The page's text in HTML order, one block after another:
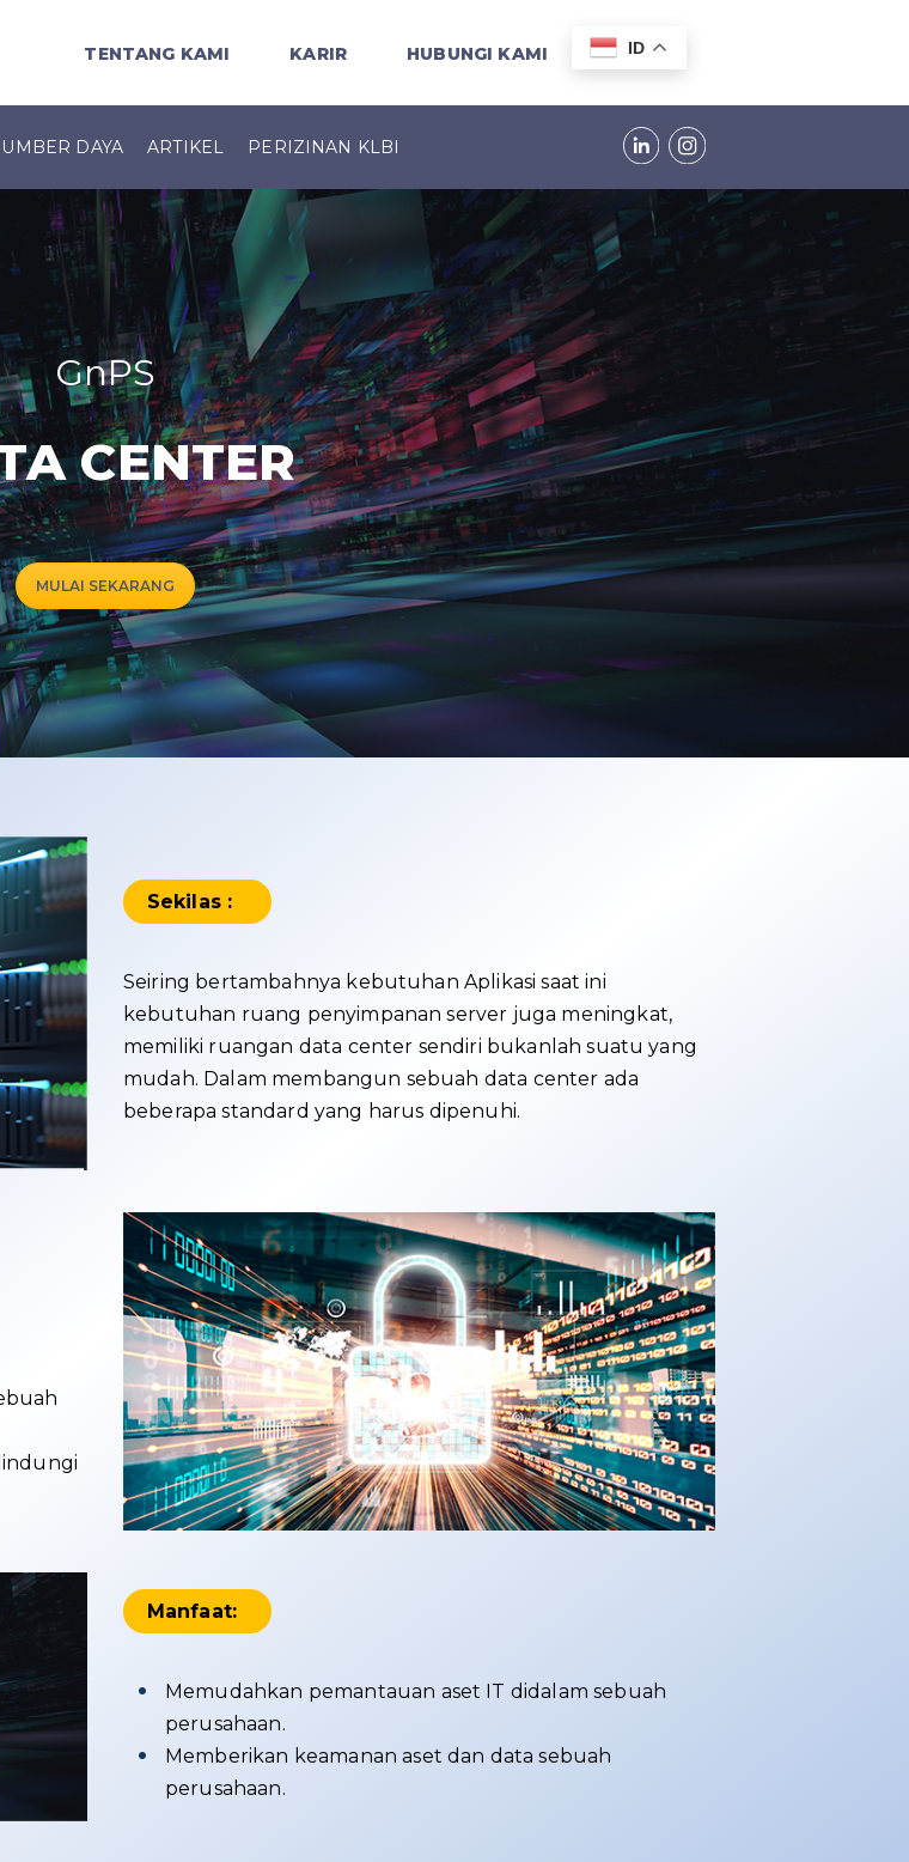
TENTANG KAMI KARIR HUBUNGI KAMI ID
DAYA ARTIKEL PERIZINAN KLBI
GnPS
CENTER
MULAI SEKARANG
Sekilas :
Seiring bertambahnya kebutuhan Aplikasi saat ini
kebutuhan ruang penyimpanan server juga meningkat,
memiliki ruangan data center sendiri bukanlah suatu yang
mudah. Dalam membangun sebuah data center ada
beberapa standard yang harus dipenuhi.
Manfaat:
Memudahkan pemantauan aset IT didalam sebuah
perusahaan.
Memberikan keamanan aset dan data sebuah
perusahaan.